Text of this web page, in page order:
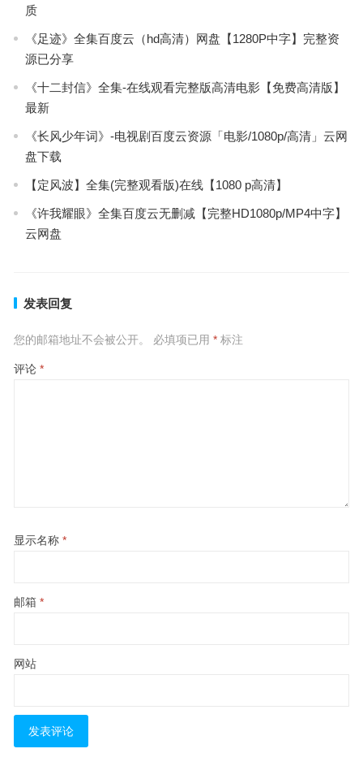
质
《足迹》全集百度云（hd高清）网盘【1280P中字】完整资
源已分享
《十二封信》全集-在线观看完整版高清电影【免费高清版】
最新
《长风少年词》-电视剧百度云资源「电影/1080p/高清」云网
盘下载
【定风波】全集(完整观看版)在线【1080 p高清】
《许我耀眼》全集百度云无删减【完整HD1080p/MP4中字】
云网盘
发表回复
您的邮箱地址不会被公开。 必填项已用 *标注
评论 *
显示名称 *
邮箱 *
网站